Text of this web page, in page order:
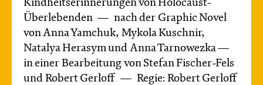
Kindheitserinnerungen von Holocaust-
Überlebenden
nach der Graphic Novel
von Anna Yamchuk, Mykola Kuschnir,
Natalya Herasym und Anna Tarnowezka —
in einer Bearbeitung von Stefan Fischer-Fels
und Robert Gerloff
Regie: Robert Gerloff